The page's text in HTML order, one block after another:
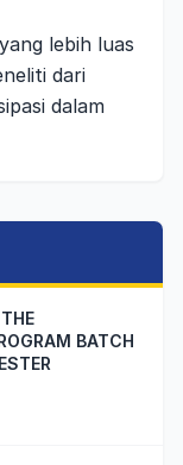
lebih luas
dari
dalam
BATCH